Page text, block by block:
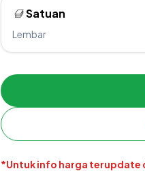
Satuan
Lembar
*Untuk info harga terupdate